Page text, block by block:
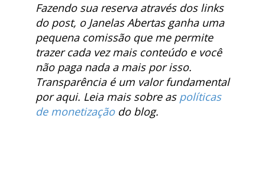
Fazendo sua reserva através dos links
do post, o Janelas Abertas ganha uma
pequena comissão que me permite
trazer cada vez mais conteúdo e você
não paga nada a mais por isso.
Transparência é um valor fundamental
por aqui. Leia mais sobre aspolíticas
de monetizaçãodo blog.